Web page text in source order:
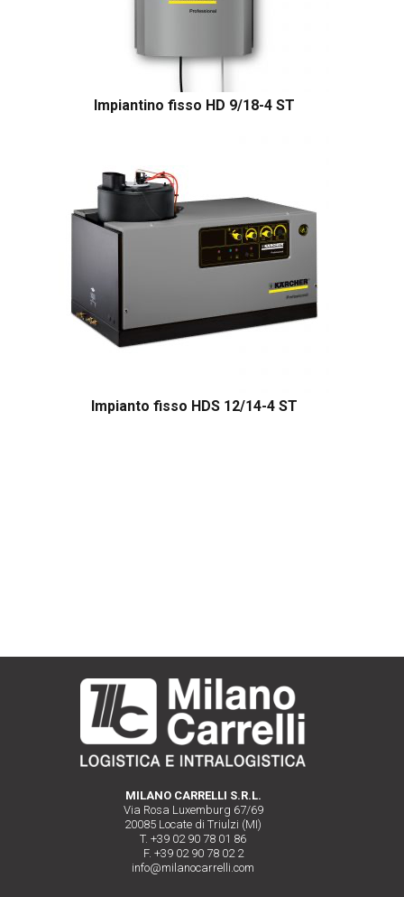
Impiantino fisso HD 9/18-4 ST
Impianto fisso HDS 12/14-4 ST
MILANO CARRELLI S.R.L.
Via Rosa Luxemburg 67/69
20085 Locate di Triulzi (MI)
T. +39 02 90 78 01 86
F. +39 02 90 78 02 2
info@milanocarrelli.com